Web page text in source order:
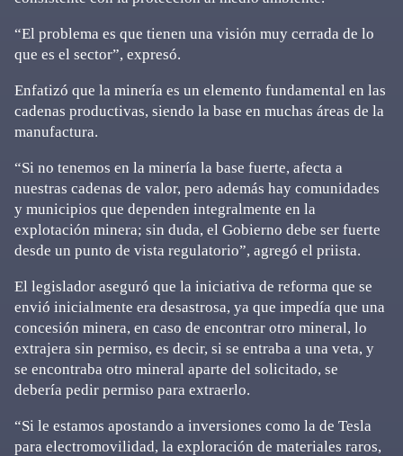
“El problema es que tienen una visión muy cerrada de lo
que es el sector”, expresó.
Enfatizó que la minería es un elemento fundamental en las
cadenas productivas, siendo la base en muchas áreas de la
manufactura.
“Si no tenemos en la minería la base fuerte, afecta a
nuestras cadenas de valor, pero además hay comunidades
y municipios que dependen integralmente en la
explotación minera; sin duda, el Gobierno debe ser fuerte
desde un punto de vista regulatorio”, agregó el priista.
El legislador aseguró que la iniciativa de reforma que se
envió inicialmente era desastrosa, ya que impedía que una
concesión minera, en caso de encontrar otro mineral, lo
extrajera sin permiso, es decir, si se entraba a una veta, y
se encontraba otro mineral aparte del solicitado, se
debería pedir permiso para extraerlo.
“Si le estamos apostando a inversiones como la de Tesla
para electromovilidad, la exploración de materiales raros,